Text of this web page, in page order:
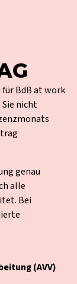
BdB at work
nicht
genau
alle
Bei
(AVV)